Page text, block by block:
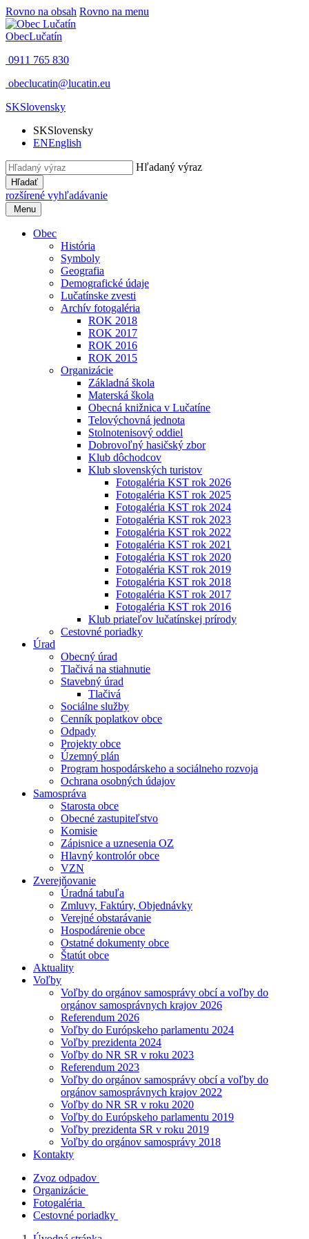
Rovno na obsah Rovno na menu
ObecLučatín
0911 765 830
obeclucatin@lucatin.eu
SKSlovensky
SKSlovensky
ENEnglish
Hľadaný výraz
Hľadať
rozšírené vyhľadávanie
Menu
Obec
História
Symboly
Geografia
Demografické údaje
Lučatínske zvesti
Archív fotogaléria
ROK 2018
ROK 2017
ROK 2016
ROK 2015
Organizácie
Základná škola
Materská škola
Obecná knižnica v Lučatíne
Telovýchovná jednota
Stolnotenisový oddiel
Dobrovoľný hasičský zbor
Klub dôchodcov
Klub slovenských turistov
Fotogaléria KST rok 2026
Fotogaléria KST rok 2025
Fotogaléria KST rok 2024
Fotogaléria KST rok 2023
Fotogaléria KST rok 2022
Fotogaléria KST rok 2021
Fotogaléria KST rok 2020
Fotogaléria KST rok 2019
Fotogaléria KST rok 2018
Fotogaléria KST rok 2017
Fotogaléria KST rok 2016
Klub priateľov lučatínskej prírody
Cestovné poriadky
Úrad
Obecný úrad
Tlačivá na stiahnutie
Stavebný úrad
Tlačivá
Sociálne služby
Cenník poplatkov obce
Odpady
Projekty obce
Územný plán
Program hospodárskeho a sociálneho rozvoja
Ochrana osobných údajov
Samospráva
Starosta obce
Obecné zastupiteľstvo
Komisie
Zápisnice a uznesenia OZ
Hlavný kontrolór obce
VZN
Zverejňovanie
Úradná tabuľa
Zmluvy, Faktúry, Objednávky
Verejné obstarávanie
Hospodárenie obce
Ostatné dokumenty obce
Štatút obce
Aktuality
Voľby
Voľby do orgánov samosprávy obcí a voľby do
orgánov samosprávnych krajov 2026
Referendum 2026
Voľby do Európskeho parlamentu 2024
Voľby prezidenta 2024
Voľby do NR SR v roku 2023
Referendum 2023
Voľby do orgánov samosprávy obcí a voľby do
orgánov samosprávnych krajov 2022
Voľby do NR SR v roku 2020
Voľby do Európskeho parlamentu 2019
Voľby prezidenta SR v roku 2019
Voľby do orgánov samosprávy 2018
Kontakty
Zvoz odpadov
Organizácie
Fotogaléria
Cestovné poriadky